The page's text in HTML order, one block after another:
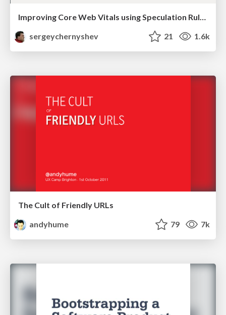
Improving Core Web Vitals using Speculation Rules API
sergeychernyshev
21 1.6k
The Cult of Friendly URLs
andyhume
79 7k